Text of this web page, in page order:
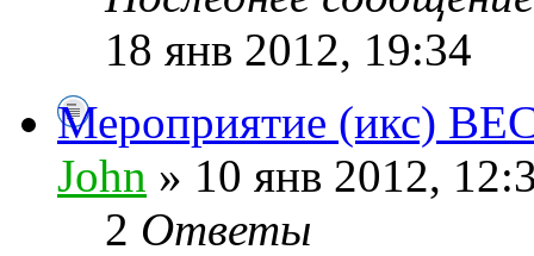
18 янв 2012, 19:34
Мероприятие (икс)
John » 10 янв 2012,
2 Ответы